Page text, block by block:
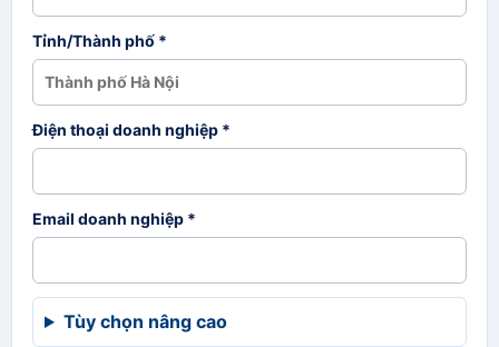
Tỉnh/Thành phố *
Điện thoại doanh nghiệp *
Email doanh nghiệp *
Tùy chọn nâng cao